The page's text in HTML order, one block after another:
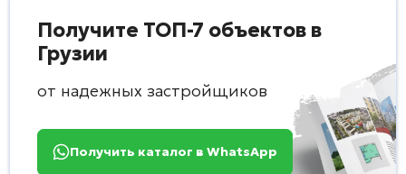
Получите ТОП-7 объектов в
Грузии
от надежных застройщиков
Получить каталог в WhatsApp